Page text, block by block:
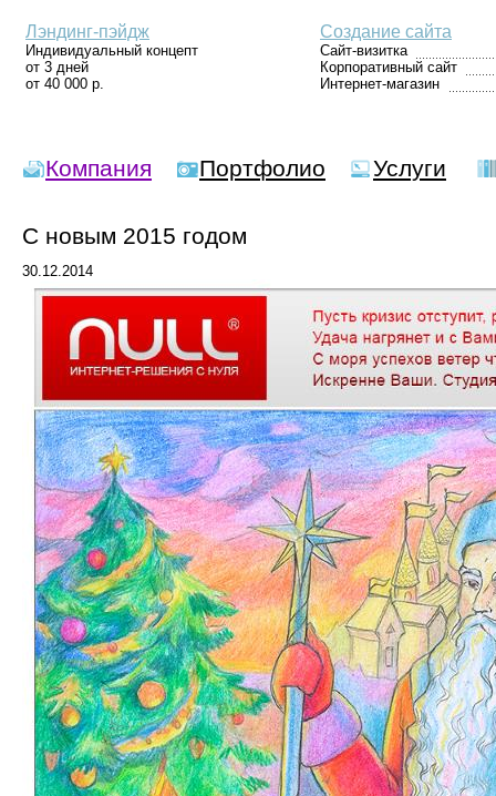
Лэндинг-пэйдж
Индивидуальный концепт
от 3 дней
от 40 000 р.
Создание сайта
Сайт-визитка
Корпоративный сайт
Интернет-магазин
Компания Портфолио Услуги
С новым 2015 годом
30.12.2014